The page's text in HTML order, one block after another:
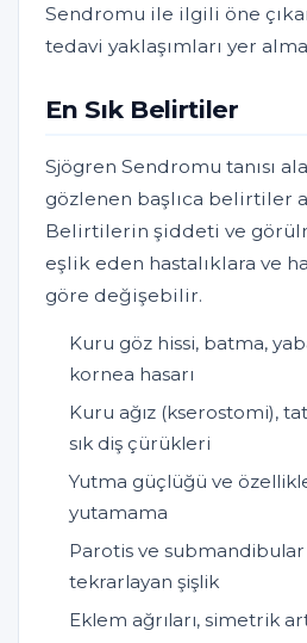
Sendromu ile ilgili öne
tedavi yaklaşımları yer
En Sık Belirtiler
Sjögren Sendromu tanısı
gözlenen başlıca belirtiler
Belirtilerin şiddeti ve
eşlik eden hastalıklara ve
göre değişebilir.
Kuru göz hissi, batma,
kornea hasarı
Kuru ağız (kserostomi),
sık diş çürükleri
Yutma güçlüğü ve
yutamama
Parotis ve
tekrarlayan şişlik
Eklem ağrıları, simetrik